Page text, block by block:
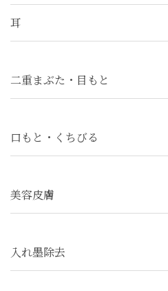
耳
二重まぶた・目もと
口もと・くちびる
美容皮膚
入れ墨除去